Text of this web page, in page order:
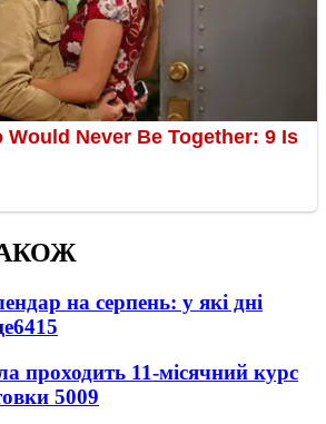
на серпень: у які дні
6415
проходить 11-місячний курс
5009